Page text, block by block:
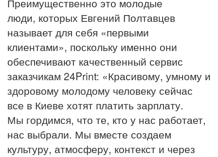
люди, которых Евгений Полтавцев
называет для себя «первыми
клиентами», поскольку именно они
обеспечивают качественный сервис
заказчикам 24Print: «Красивому, умному и
здоровому молодому человеку сейчас
все в Киеве хотят платить зарплату.
Мы гордимся, что те, кто у нас работает,
нас выбрали. Мы вместе создаем
культуру, атмосферу, контекст и через